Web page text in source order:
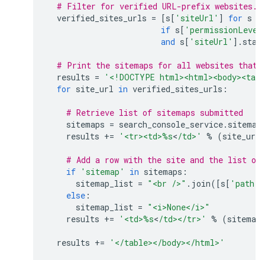
# Filter for verified URL-prefix websites.
verified_sites_urls = [s[ 'siteUrl' ] for s
if s[
and s[ 'siteUrl' ] .
# Print the sitemaps for all websites that
results =
'<!DOCTYPE
for site_url in verified_sites_urls :
# Retrieve list of sitemaps submitted
sitemaps = search_console_service.
results += '<tr><td>%s</td>' % (site_url
# Add a row with the site and the list of
if 'sitemap' in sitemaps :
sitemap_list = "<br />" . join([s[ 'path'
else :
sitemap_list = "<i>None</i>"
results += '<td>%s</td></tr>' % (
results += '</table></body></html>'